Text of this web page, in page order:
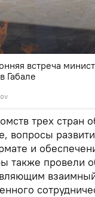
встреча
Габале
трех стран
вопросы
и
также провели